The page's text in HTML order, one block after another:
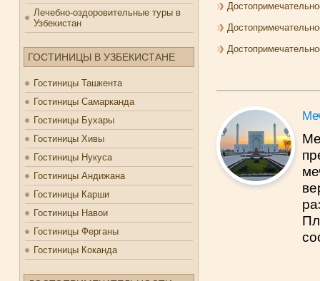
Лечебно-оздоровительные туры в
Узбекистан
ГОСТИНИЦЫ В УЗБЕКИСТАНЕ
Гостиницы Ташкента
Гостиницы Самарканда
Гостиницы Бухары
Гостиницы Хивы
Гостиницы Нукуса
Гостиницы Андижана
Гостиницы Карши
Гостиницы Навои
Гостиницы Ферганы
Гостиницы Коканда